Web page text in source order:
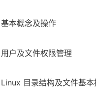
基本概念及操作
用户及文件权限管理
Linux 目录结构及文件基本